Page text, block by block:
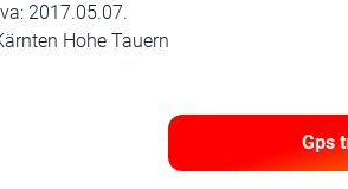
2017.05.07.
Hohe Tauern
Gps